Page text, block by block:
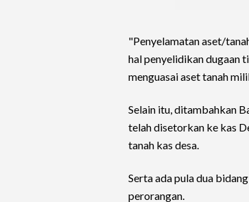
"Penyelamatan aset/
hal penyelidikan dugaan
menguasai aset tanah
Selain itu, ditambahkan
telah disetorkan ke kas
tanah kas desa.
Serta ada pula dua
perorangan.